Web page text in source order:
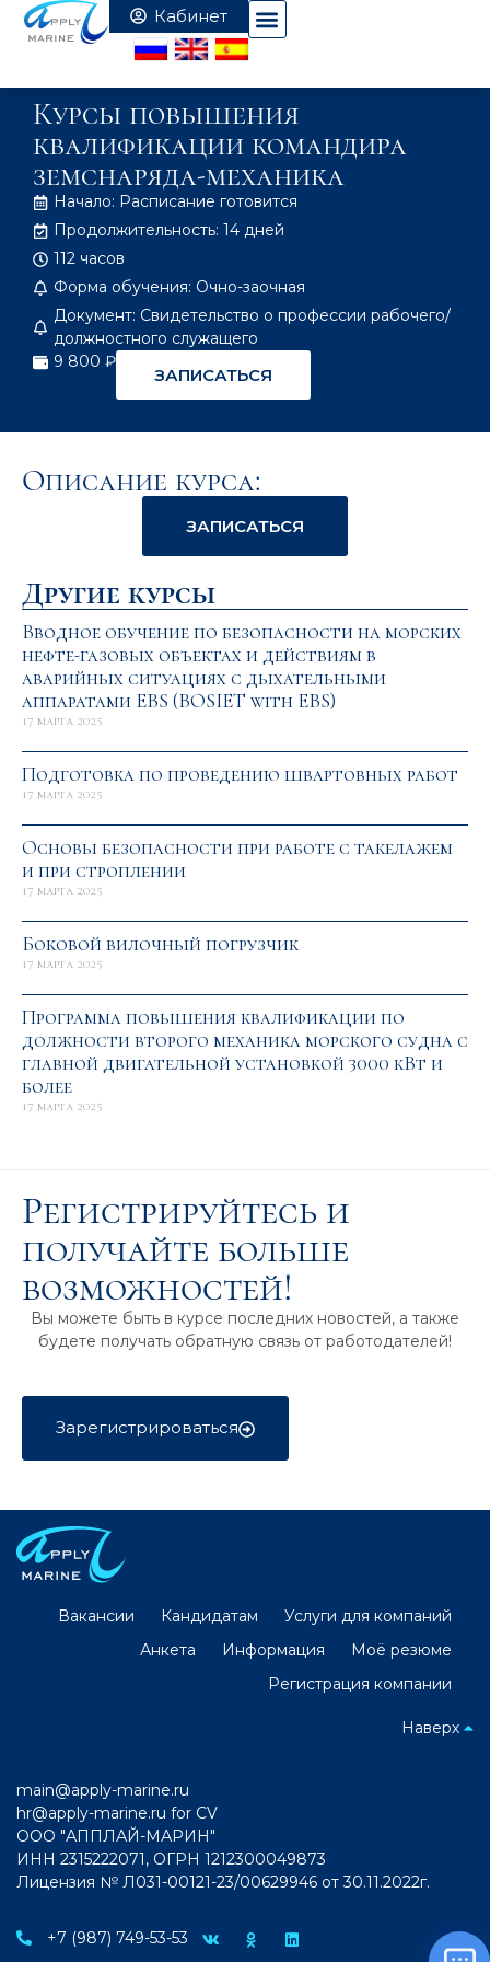
Курсы повышения
квалификации командира
земснаряда-механика
Начало: Расписание готовится
Продолжительность: 14 дней
112 часов
Форма обучения: Очно-заочная
Документ: Свидетельство о профессии рабочего/
должностного служащего
9 800 ₽
ЗАПИСАТЬСЯ
Описание курса:
ЗАПИСАТЬСЯ
Другие курсы
Вводное обучение по безопасности на морcких
нефте-газовых объектах и действиям в
аварийных ситуациях с дыхательными
аппаратами EBS (BOSIET with EBS)
17 марта 2025
Подготовка по проведению швартовных работ
17 марта 2025
Основы безопасности при работе с такелажем
и при строплении
17 марта 2025
Боковой вилочный погрузчик
17 марта 2025
Программа повышения квалификации по
должности второго механика морского судна с
главной двигательной установкой 3000 кВт и
более
17 марта 2025
Регистрируйтесь и
получайте больше
возможностей!
Вы можете быть в курсе последних новостей, а также
будете получать обратную связь от работодателей!
Зарегистрироваться
Вакансии Кандидатам
Услуги для компаний
Анкета
Информация
Моё резюме
Регистрация компании
Наверх
main@apply-marine.ru
hr@apply-marine.ru for CV
ООО "АППЛАЙ-МАРИН"
ИНН 2315222071, ОГРН 1212300049873
Лицензия № Л031-00121-23/00629946 от 30.11.2022г.
+7 (987) 749-53-53